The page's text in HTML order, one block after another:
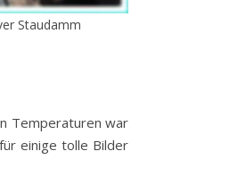
Staudamm
Temperaturen war
einige tolle Bilder